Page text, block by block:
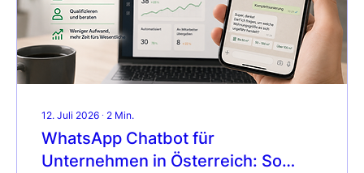
12. Juli 2026 ∙ 2 Min.
WhatsApp Chatbot für
Unternehmen in Österreich: So